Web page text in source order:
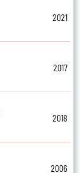
2021
2017
2018
2006